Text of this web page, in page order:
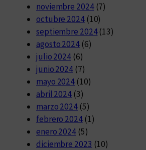
noviembre 2024(7)
octubre 2024(10)
septiembre 2024(13)
agosto 2024(6)
julio 2024 (6)
junio 2024 (7)
mayo 2024 (10)
abril 2024 (3)
marzo 2024 (5)
febrero 2024(1)
enero 2024 (5)
diciembre 2023 (10)